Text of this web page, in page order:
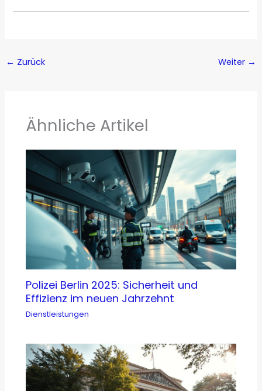
← Zurück Weiter →
Ähnliche Artikel
Polizei Berlin 2025: Sicherheit und
Effizienz im neuen Jahrzehnt
Dienstleistungen